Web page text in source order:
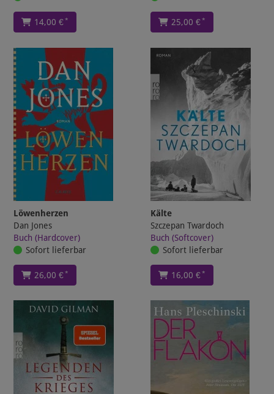
14,00 €* 25,00 €*
Löwenherzen
Dan Jones
Buch (Hardcover)
Sofort lieferbar
26,00 €*
Kälte
Szczepan Twardoch
Buch (Softcover)
Sofort lieferbar
16,00 €*